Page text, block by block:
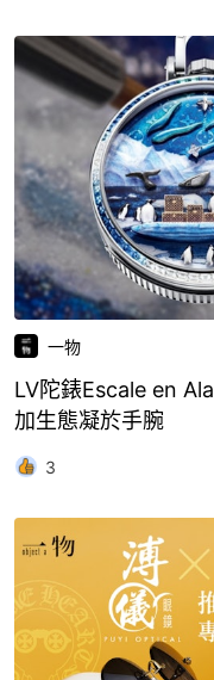
一物
LV陀錶Escale en
加生態凝於手腕
3